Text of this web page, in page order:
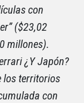
con
($23,02
millones).
¿Y Japón?
los territorios
con